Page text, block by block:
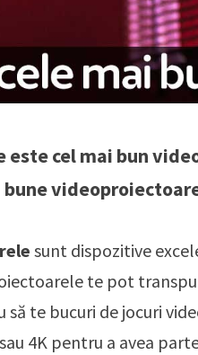
este cel mai bun
bune
sunt dispozitive
te pot
să te bucuri de jocuri
4K pentru a avea